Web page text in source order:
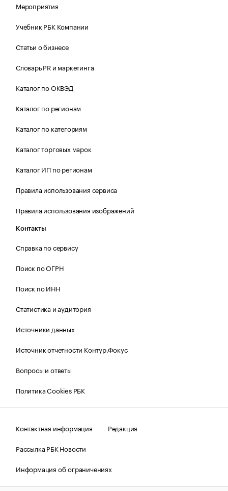
Мероприятия
Учебник РБК Компании
Статьи о бизнесе
Словарь PR и маркетинга
Каталог по ОКВЭД
Каталог по регионам
Каталог по категориям
Каталог торговых марок
Каталог ИП по регионам
Правила использования сервиса
Правила использования изображений
Контакты
Справка по сервису
Поиск по ОГРН
Поиск по ИНН
Статистика и аудитория
Источники данных
Источник отчетности Контур.Фокус
Вопросы и ответы
Политика Cookies РБК
Контактная информация
Редакция
Рассылка РБК Новости
Информация об ограничениях